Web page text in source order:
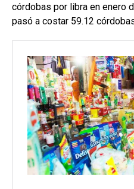
córdobas por libra en enero
pasó a costar 59.12